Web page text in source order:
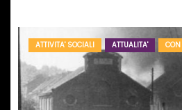
ATTIVITA' SOCIALI ATTUALITA' CON